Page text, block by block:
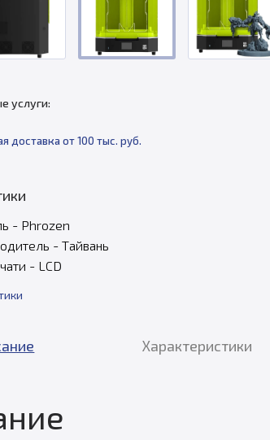
услуги:
доставка от 100 тыс. руб.
- Phrozen
- Тайвань
- LCD
Характеристики